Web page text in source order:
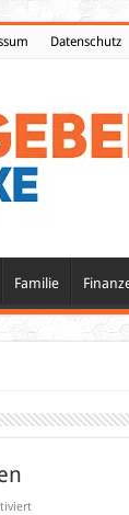
Datenschutz
Familie
für